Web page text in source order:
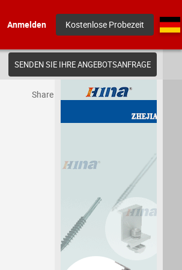
Anmelden Kostenlose Probezeit
SENDEN SIE IHRE ANGEBOTSANFRAGE
Share